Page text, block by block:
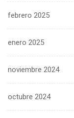
febrero 2025
enero 2025
noviembre 2024
octubre 2024